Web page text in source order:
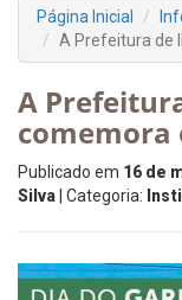
Página Inicial
A Prefeitura de
A
comemora
Publicado em 16 de
Silva | Categoria: